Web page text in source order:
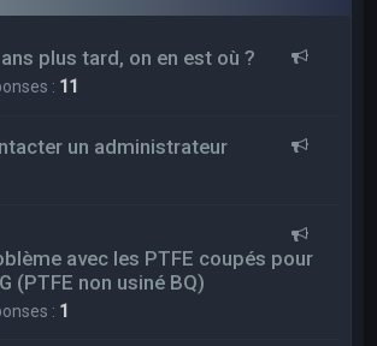
plus tard, on en est où ?
: 11
un administrateur
avec les PTFE coupés pour
(PTFE non usiné BQ)
: 1